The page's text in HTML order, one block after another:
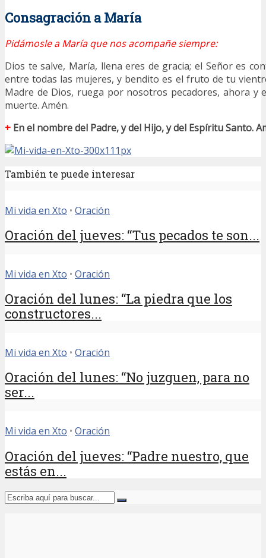
Consagración a María
Pidámosle a María que nos acompañe siempre:
Dios te salve, María, llena eres de gracia; el Señor es
entre todas las mujeres, y bendito es el fruto de tu
Madre de Dios, ruega por nosotros pecadores, ahora y
muerte. Amén.
+ En el nombre del Padre, y del Hijo, y del Espíritu Santo.
También te puede interesar
Mi vida en Xto • Oración
Oración del jueves: “Tus pecados te son...
Mi vida en Xto • Oración
Oración del lunes: “La piedra que los
constructores...
Mi vida en Xto • Oración
Oración del lunes: “No juzguen, para no
ser...
Mi vida en Xto • Oración
Oración del jueves: “Padre nuestro, que
estás en...